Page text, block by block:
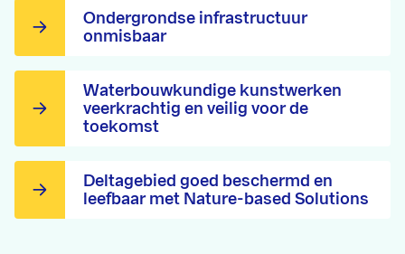
Ondergrondse infrastructuur
onmisbaar
Waterbouwkundige kunstwerken
veerkrachtig en veilig voor de
toekomst
Deltagebied goed beschermd en
leefbaar met Nature-based Solutions